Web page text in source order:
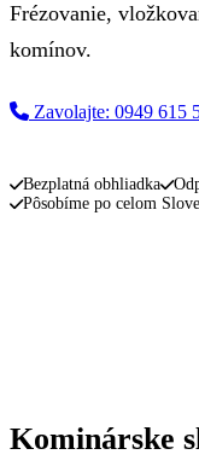
Frézovanie,
komínov.
Zavolajte: 0949 615
Bezplatná obhliadka
Pôsobíme po celom
Kominárske